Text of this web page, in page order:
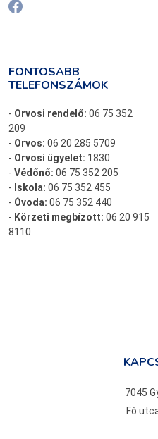
FONTOSABB
TELEFONSZÁMOK
- Orvosi rendelő: 06 75 352
209
- Orvos: 06 20 285 5709
- Orvosi ügyelet: 1830
- Védőnő: 06 75 352 205
- Iskola: 06 75 352 455
- Óvoda: 06 75 352 440
- Körzeti megbízott: 06 20 915
8110
7045
Fő